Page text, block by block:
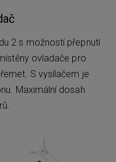
2 s možností přepnutí
ovladače pro
S vysílačem je
Maximální dosah